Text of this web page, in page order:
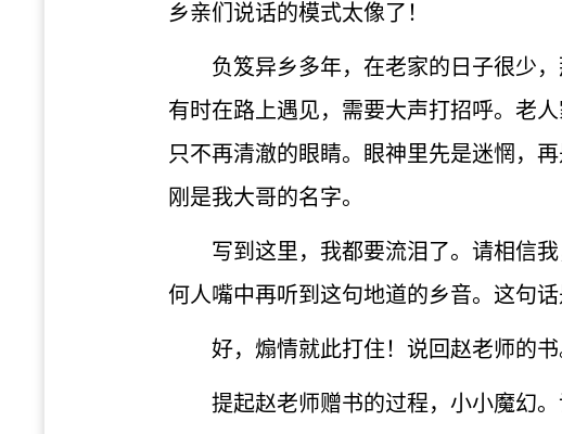
乡亲们说话的模式太像了！
负笈异乡多年，在老家的日子很少
有时在路上遇见，需要大声打招呼。老
只不再清澈的眼睛。眼神里先是迷惘，
刚是我大哥的名字。
写到这里，我都要流泪了。请相信
何人嘴中再听到这句地道的乡音。这句
好，煽情就此打住！说回赵老师的书
提起赵老师赠书的过程，小小魔幻